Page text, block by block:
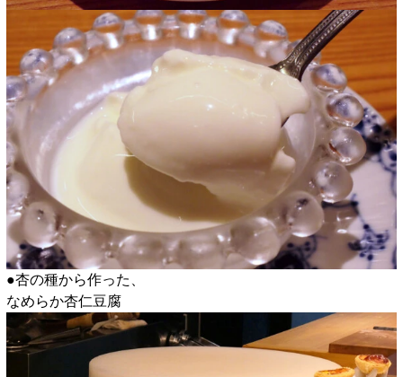
●杏の種から作った、
なめらか杏仁豆腐